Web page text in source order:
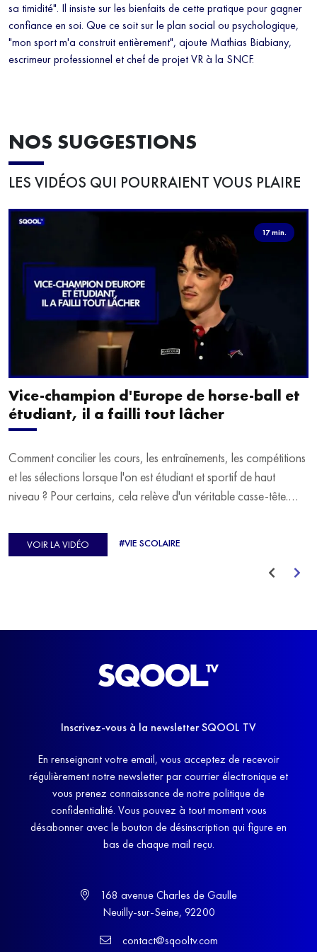
sa timidité". Il insiste sur les bienfaits de cette pratique pour gagner
confiance en soi. Que ce soit sur le plan social ou psychologique,
"mon sport m'a construit entièrement", ajoute Mathias Biabiany,
escrimeur professionnel et chef de projet VR à la SNCF.
NOS SUGGESTIONS
LES VIDÉOS QUI POURRAIENT VOUS PLAIRE
17 min.
Vice-champion d'Europe de horse-ball et
étudiant, il a failli tout lâcher
Comment concilier les cours, les entraînements, les compétitions
et les sélections lorsque l'on est étudiant et sportif de haut
niveau ? Pour certains, cela relève d'un véritable casse-tête.
d'Europe de Horse-ball, qui a failli abandonner ses études
avant de trouver un nouvel équilibre.
VOIR LA VIDÉO #VIE SCOLAIRE
Inscrivez-vous à la newsletter SQOOL TV
En renseignant votre email, vous acceptez de recevoir
régulièrement notre newsletter par courrier électronique et
vous prenez connaissance de notre politique de
confidentialité. Vous pouvez à tout moment vous
désabonner avec le bouton de désinscription qui figure en
bas de chaque mail reçu.
168 avenue Charles de Gaulle
Neuilly-sur-Seine, 92200
contact@sqooltv.com